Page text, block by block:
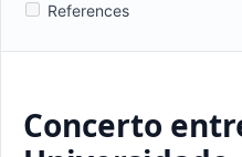
References
Concerto